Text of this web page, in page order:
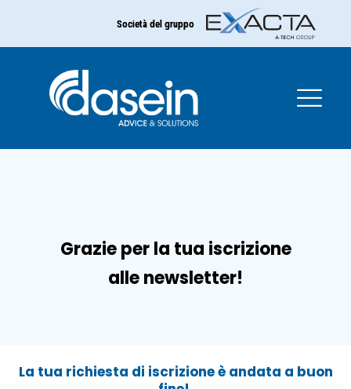
Società del gruppo
Grazie per la tua iscrizione
alle newsletter!
La tua richiesta di iscrizione è andata a buon